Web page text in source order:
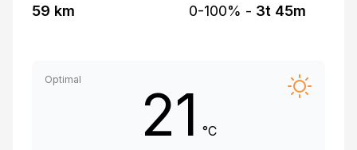
59 km 0-100% - 3t 45m
Optimal
21 °C